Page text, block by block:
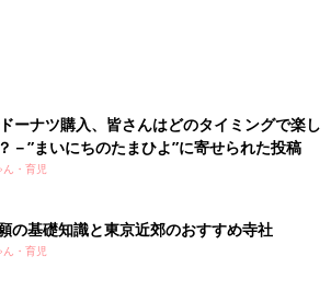
たのご縁や絆（きずな）の証です。神職の
を書いて印を押してくれるものです。最近
付き、お正月限定デザイン等もあります。
、自分の御朱印帳に書いてもらうことも
デザインのもので、自由に
ーナツ購入、皆さんはどのタイミングで楽し
－”まいにちのたまひよ”に寄せられた投稿
ん・育児
の基礎知識と東京近郊のおすすめ寺社
ん・育児